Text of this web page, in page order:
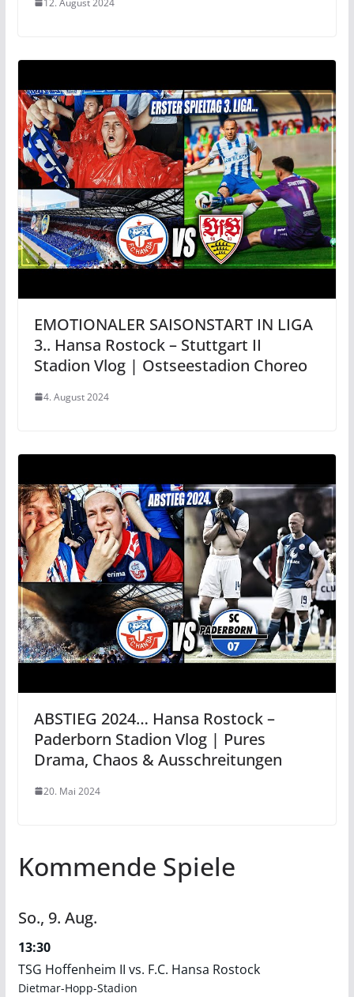
EMOTIONALER SAISONSTART IN LIGA
3.. Hansa Rostock – Stuttgart II
Stadion Vlog | Ostseestadion Choreo
4. August 2024
ABSTIEG 2024… Hansa Rostock –
Paderborn Stadion Vlog | Pures
Drama, Chaos & Ausschreitungen
20. Mai 2024
Kommende Spiele
So., 9. Aug.
13:30
TSG Hoffenheim II vs. F.C. Hansa Rostock
Dietmar-Hopp-Stadion